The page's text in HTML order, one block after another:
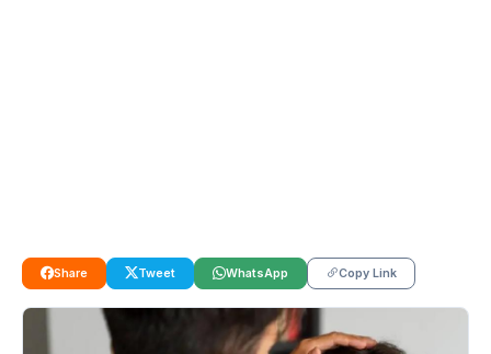
Share Tweet WhatsApp Copy Link